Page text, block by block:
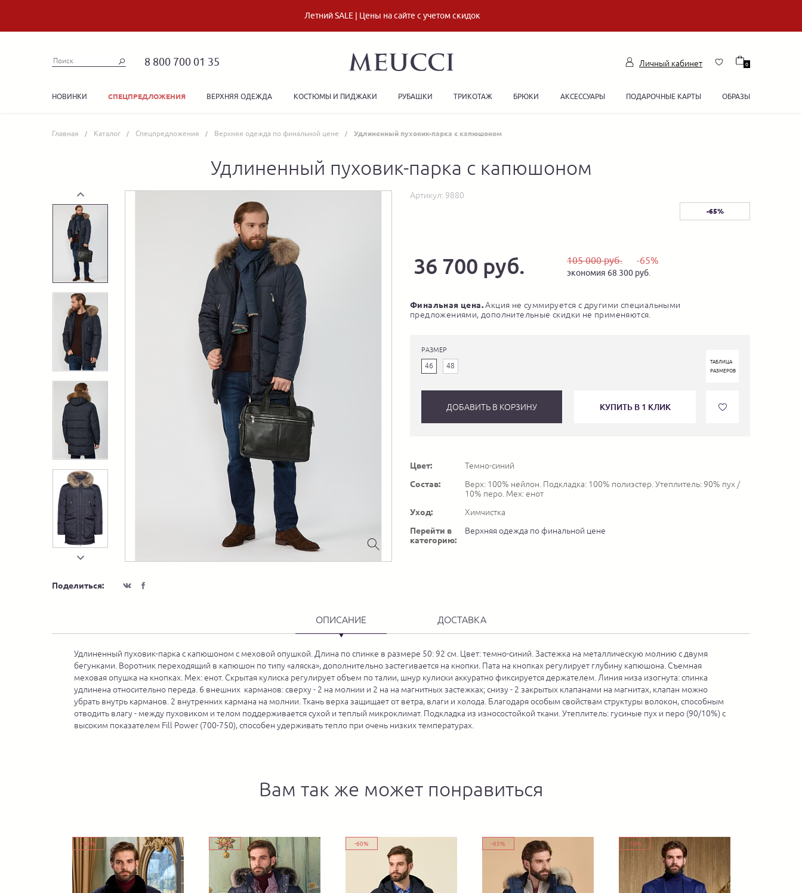
Летний SALE | Цены на сайте с учетом скидок
8 800 700 01 35 Личный кабинет 0
НОВИНКИ СПЕЦПРЕДЛОЖЕНИЯ ВЕРХНЯЯ ОДЕЖДА КОСТЮМЫ И ПИДЖАКИ РУБАШКИ ТРИКОТАЖ БРЮКИ АКСЕССУАРЫ ПОДАРОЧНЫЕ КАРТЫ ОБРАЗЫ
Главная Каталог Спецпредложения Верхняя одежда по финальной цене Удлиненный пуховик-парка с капюшоном
Удлиненный пуховик-парка с капюшоном
Поделиться:
Артикул: 9880
-65%
36 700 руб. 105 000 руб. -65%
экономия 68 300 руб.
Финальная цена.Акция не суммируется с другими специальными
предложениями, дополнительные скидки не применяются.
РАЗМЕР
46 48
ТАБЛИЦА
РАЗМЕРОВ
ДОБАВИТЬ В КОРЗИНУ КУПИТЬ В 1 КЛИК
Цвет:
Темно-синий
Состав:
Верх: 100% нейлон. Подкладка: 100% полиэстер. Утеплитель: 90% пух /
10% перо. Мех: енот
Уход:
Химчистка
Перейти в
категорию:
Верхняя одежда по финальной цене
ОПИСАНИЕ ДОСТАВКА
Удлиненный пуховик-парка с капюшоном с меховой опушкой. Длина по спинке в размере 50: 92 см. Цвет: темно-синий. Застежка на металлическую молнию с двумя
бегунками. Воротник переходящий в капюшон по типу «аляска», дополнительно застегивается на кнопки. Пата на кнопках регулирует глубину капюшона. Съемная
меховая опушка на кнопках. Мех: енот. Скрытая кулиска регулирует объем по талии, шнур кулиски аккуратно фиксируется держателем. Линия низа изогнута: спинка
удлинена относительно переда. 6 внешних карманов: сверху - 2 на молнии и 2 на на магнитных застежках; снизу - 2 закрытых клапанами на магнитах, клапан можно
убрать внутрь карманов. 2 внутренних кармана на молнии. Ткань верха защищает от ветра, влаги и холода. Благодаря особым свойствам структуры волокон, способным
отводить влагу - между пуховиком и телом поддерживается сухой и теплый микроклимат. Подкладка из износостойкой ткани. Утеплитель: гусиные пух и перо (90/10%) с
высоким показателем Fill Power (700-750), способен удерживать тепло при очень низких температурах.
Вам так же может понравиться
-58% -65% -60% -65% -58%